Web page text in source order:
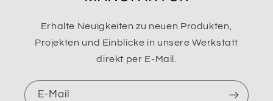
Erhalte Neuigkeiten zu neuen Produkten,
Projekten und Einblicke in unsere Werkstatt
direkt per E-Mail.
E-Mail